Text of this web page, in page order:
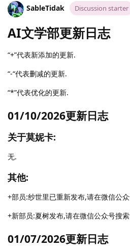
SableTidak Discussion starter
AI文学部更新日志
“+”代表新添加的更新.
“-“代表删减的更新.
“*”代表优化的更新.
01/10/2026更新日志
关于莫妮卡:
无.
其他:
+部员:纱世里已重新发布,请在微信公
+新部员:夏树发布,请在微信公众号搜
01/07/2026更新日志